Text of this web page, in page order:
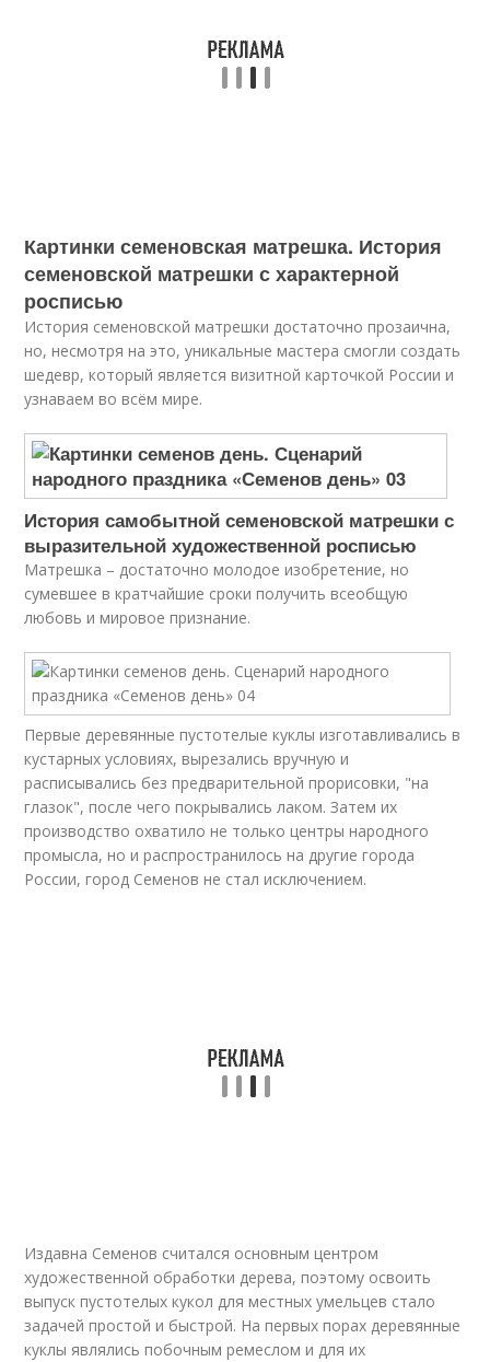
Картинки семеновская матрешка. История
семеновской матрешки с характерной
росписью
История семеновской матрешки достаточно прозаична,
но, несмотря на это, уникальные мастера смогли создать
шедевр, который является визитной карточкой России и
узнаваем во всём мире.
История самобытной семеновской матрешки с
выразительной художественной росписью
Матрешка – достаточно молодое изобретение, но
сумевшее в кратчайшие сроки получить всеобщую
любовь и мировое признание.
Первые деревянные пустотелые куклы изготавливались в
кустарных условиях, вырезались вручную и
расписывались без предварительной прорисовки, "на
глазок", после чего покрывались лаком. Затем их
производство охватило не только центры народного
промысла, но и распространилось на другие города
России, город Семенов не стал исключением.
Издавна Семенов считался основным центром
художественной обработки дерева, поэтому освоить
выпуск пустотелых кукол для местных умельцев стало
задачей простой и быстрой. На первых порах деревянные
куклы являлись побочным ремеслом и для их